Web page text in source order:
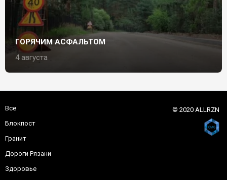
ГОРЯЧИМ АСФАЛЬТОМ
4 августа
Все
Блокпост
Гранит
Дороги Рязани
Здоровье
© 2020 ALLRZN